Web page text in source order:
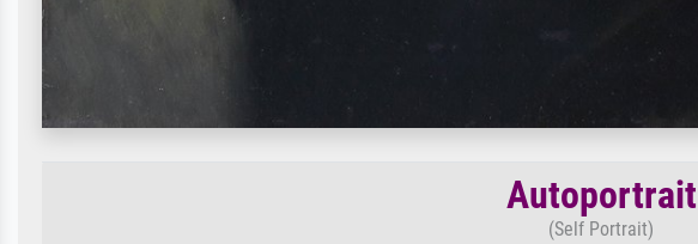
Autoportrait
(Self Portrait)